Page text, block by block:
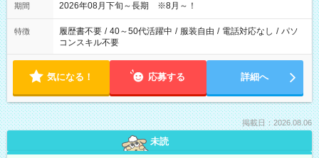
期間 2026年08月下旬～長期 ※8月～！
特徴 履歴書不要 / 40～50代活躍中 / 服装自由 / 電話対応なし / パソ
コンスキル不要
気になる！ 応募する 詳細へ
掲載日：2026.08.06
未読